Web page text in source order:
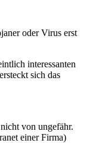
oder Virus erst
interessanten
sich das
von ungefähr.
einer Firma)